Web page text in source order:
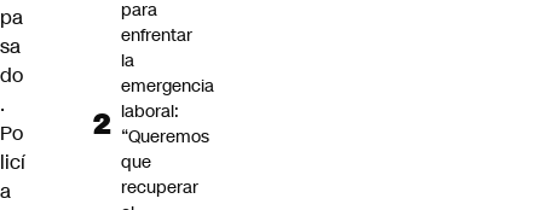
pa
sa
do
.
Po
licí
a
para
enfrentar
la
emergencia
laboral:
“Queremos
que
recuperar